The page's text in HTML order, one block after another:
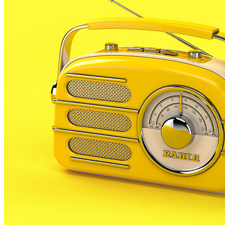
Tanquen un local de menjar ràpid a Malgrat de Mar per greus
deficiències sanitàries
ESPORTS CAP DE SETMANA
Un historiador local guanya la primera beca d’investigació
sobre el Castell de Palafolls
Un grup de cigonyes fa parada a Palafolls durant el seu viatge
migratori
Malgrat de Mar enceta demà la Festa Major de Sant Roc amb
deu dies de festa i tradició